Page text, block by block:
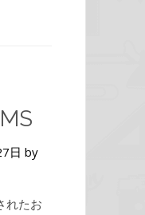
日 by
れたお